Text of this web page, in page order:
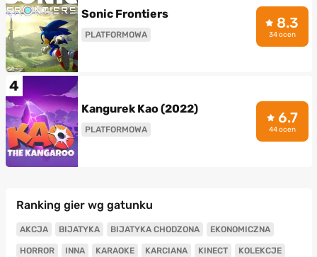
Sonic Frontiers
PLATFORMOWA
8.3
34 ocen
4
Kangurek Kao (2022)
PLATFORMOWA
6.7
44 ocen
Ranking gier wg gatunku
AKCJA BIJATYKA BIJATYKA CHODZONA EKONOMICZNA
HORROR INNA KARAOKE KARCIANA KINECT KOLEKCJE